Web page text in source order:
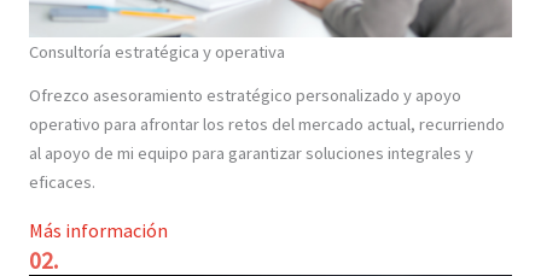
Consultoría estratégica y operativa
Ofrezco asesoramiento estratégico personalizado y apoyo
operativo para afrontar los retos del mercado actual, recurriendo
al apoyo de mi equipo para garantizar soluciones integrales y
eficaces.
Más información
02.